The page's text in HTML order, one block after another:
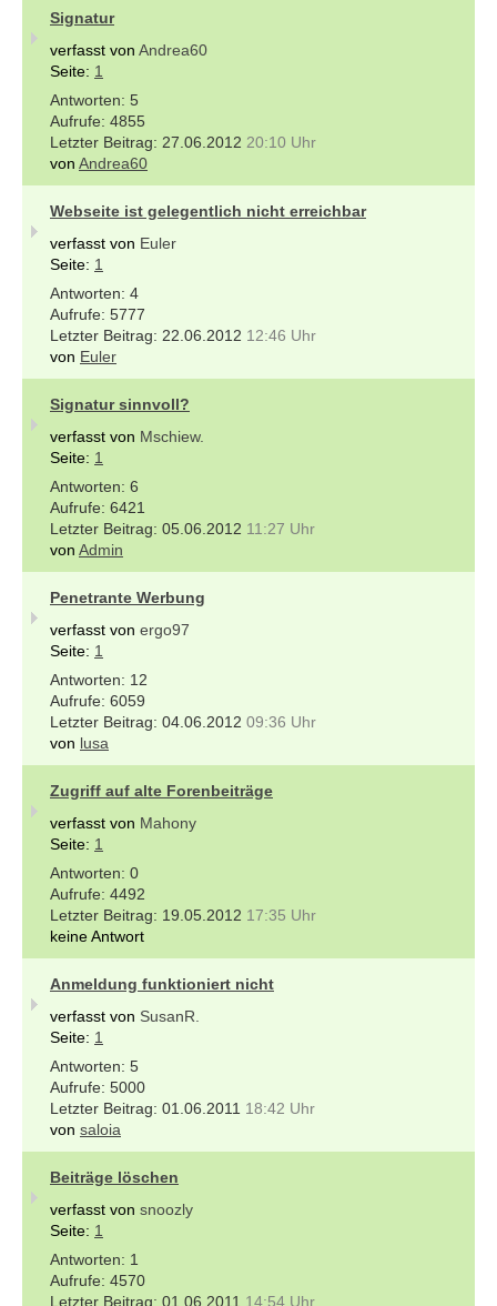
Signatur
verfasst von Andrea60
Seite: 1
5
4855
27.06.2012 20:10 Uhr
von Andrea60
Webseite ist gelegentlich nicht erreichbar
verfasst von Euler
Seite: 1
4
5777
22.06.2012 12:46 Uhr
von Euler
Signatur sinnvoll?
verfasst von Mschiew.
Seite: 1
6
6421
05.06.2012 11:27 Uhr
von Admin
Penetrante Werbung
verfasst von ergo97
Seite: 1
12
6059
04.06.2012 09:36 Uhr
von lusa
Zugriff auf alte Forenbeiträge
verfasst von Mahony
Seite: 1
0
4492
19.05.2012 17:35 Uhr
keine Antwort
Anmeldung funktioniert nicht
verfasst von SusanR.
Seite: 1
5
5000
01.06.2011 18:42 Uhr
von saloia
Beiträge löschen
verfasst von snoozly
Seite: 1
1
4570
01.06.2011 14:54 Uhr